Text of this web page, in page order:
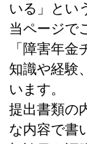
いる」とい
当ページで
「障害年
知識や経験
います。
提出書類の
な内容で書